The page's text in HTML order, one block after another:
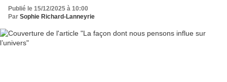
Publié le 15/12/2025 à 10:00
Par Sophie Richard-Lanneyrie